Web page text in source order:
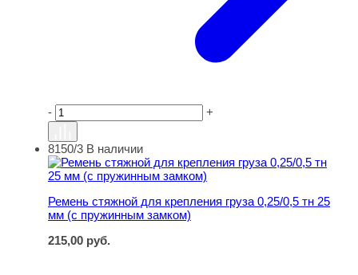
- +
Ремень стяжной для крепления груза 0,25/0,5 тн 25
8150/3 В наличии
Ремень стяжной для крепления груза 0,25/0,5 тн 25
мм (с пружинным замком)
215,00 руб.